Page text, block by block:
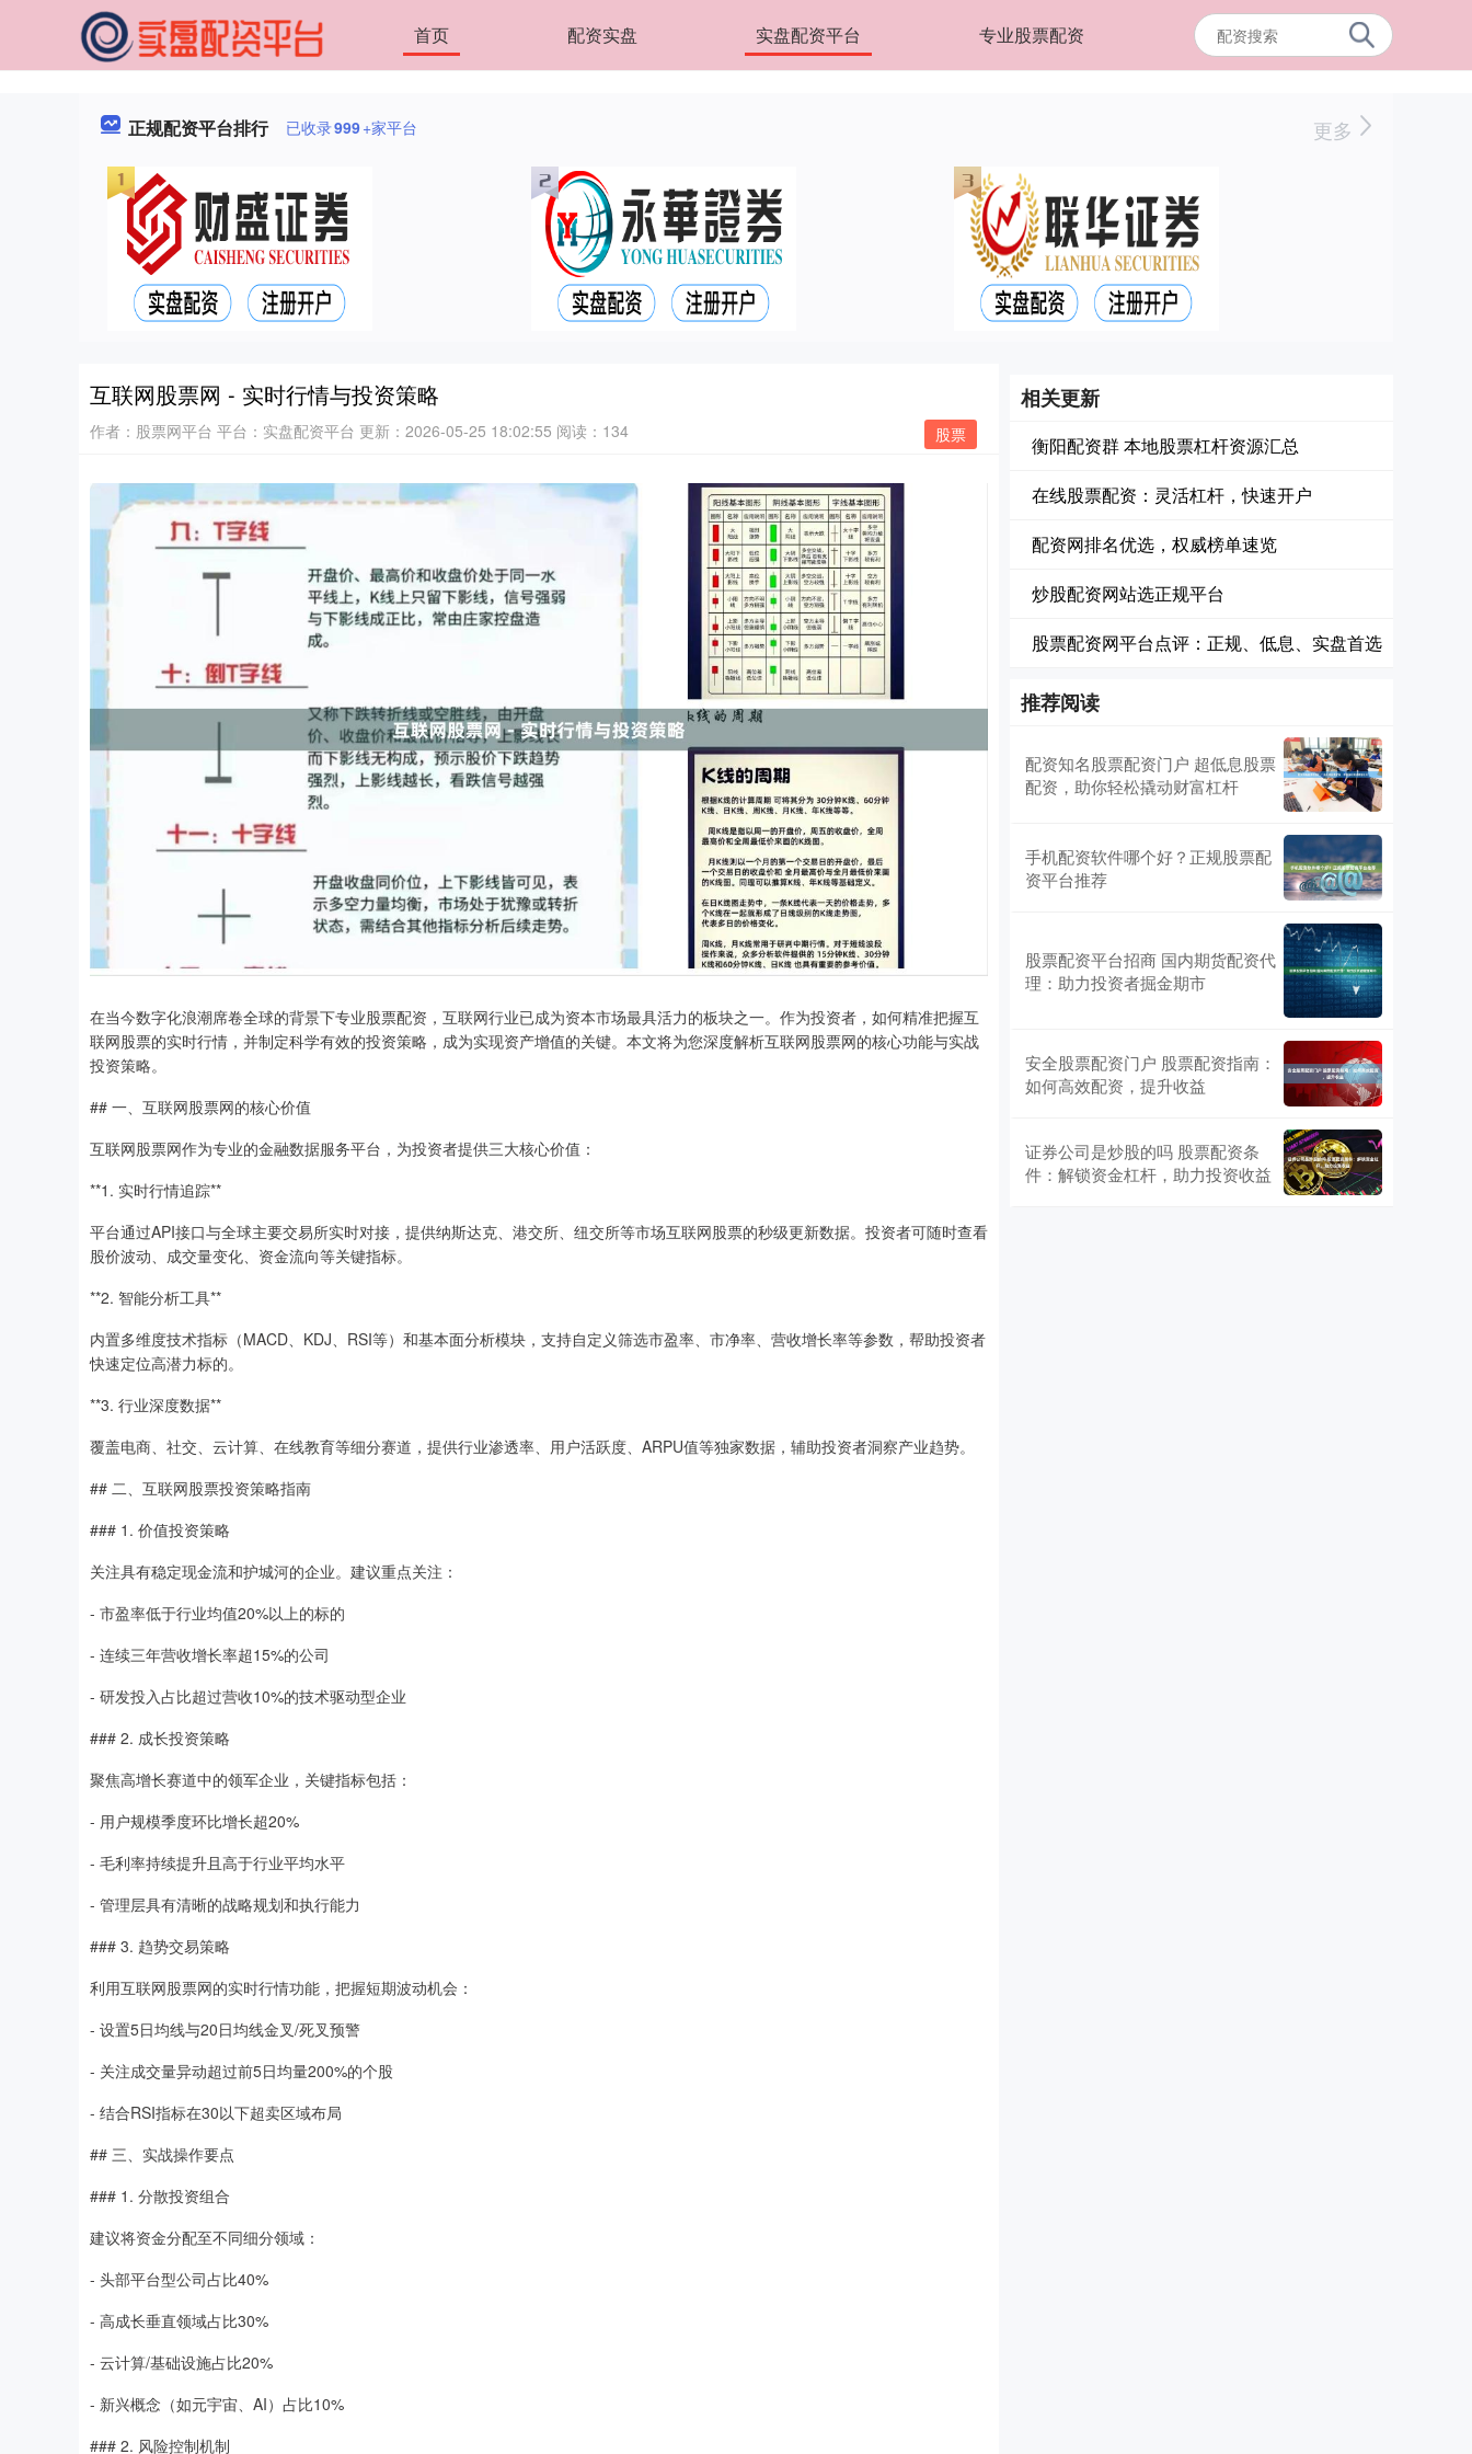
首页 配资实盘 实盘配资平台 专业股票配资
正规配资平台排行 已收录999+家平台 更多
互联网股票网 - 实时行情与投资策略
股票
作者：股票网平台 平台：实盘配资平台 更新：2026-05-25 18:02:55 阅读：134
在当今数字化浪潮席卷全球的背景下专业股票配资，互联网行业已成为资本市场最具活力的板块之一。作为投资者，如何精准把握互
联网股票的实时行情，并制定科学有效的投资策略，成为实现资产增值的关键。本文将为您深度解析互联网股票网的核心功能与实战
投资策略。
## 一、互联网股票网的核心价值
互联网股票网作为专业的金融数据服务平台，为投资者提供三大核心价值：
**1. 实时行情追踪**
平台通过API接口与全球主要交易所实时对接，提供纳斯达克、港交所、纽交所等市场互联网股票的秒级更新数据。投资者可随时查看
股价波动、成交量变化、资金流向等关键指标。
**2. 智能分析工具**
内置多维度技术指标（MACD、KDJ、RSI等）和基本面分析模块，支持自定义筛选市盈率、市净率、营收增长率等参数，帮助投资者
快速定位高潜力标的。
**3. 行业深度数据**
覆盖电商、社交、云计算、在线教育等细分赛道，提供行业渗透率、用户活跃度、ARPU值等独家数据，辅助投资者洞察产业趋势。
## 二、互联网股票投资策略指南
### 1. 价值投资策略
关注具有稳定现金流和护城河的企业。建议重点关注：
- 市盈率低于行业均值20%以上的标的
- 连续三年营收增长率超15%的公司
- 研发投入占比超过营收10%的技术驱动型企业
### 2. 成长投资策略
聚焦高增长赛道中的领军企业，关键指标包括：
- 用户规模季度环比增长超20%
- 毛利率持续提升且高于行业平均水平
- 管理层具有清晰的战略规划和执行能力
### 3. 趋势交易策略
利用互联网股票网的实时行情功能，把握短期波动机会：
- 设置5日均线与20日均线金叉/死叉预警
- 关注成交量异动超过前5日均量200%的个股
- 结合RSI指标在30以下超卖区域布局
## 三、实战操作要点
### 1. 分散投资组合
建议将资金分配至不同细分领域：
- 头部平台型公司占比40%
- 高成长垂直领域占比30%
- 云计算/基础设施占比20%
- 新兴概念（如元宇宙、AI）占比10%
### 2. 风险控制机制
相关更新
衡阳配资群 本地股票杠杆资源汇总
在线股票配资：灵活杠杆，快速开户
配资网排名优选，权威榜单速览
炒股配资网站选正规平台
股票配资网平台点评：正规、低息、实盘首选
推荐阅读
配资知名股票配资门户 超低息股票
配资，助你轻松撬动财富杠杆
手机配资软件哪个好？正规股票配
资平台推荐
股票配资平台招商 国内期货配资代
理：助力投资者掘金期市
安全股票配资门户 股票配资指南：
如何高效配资，提升收益
证券公司是炒股的吗 股票配资条
件：解锁资金杠杆，助力投资收益